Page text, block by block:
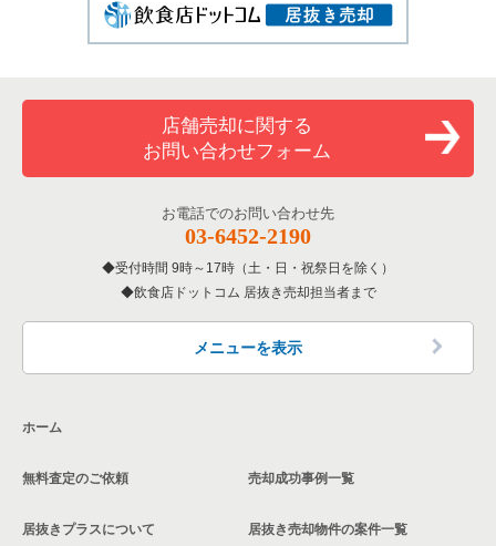
店舗売却に関する
お問い合わせフォーム
お電話でのお問い合わせ先
03-6452-2190
受付時間 9時～17時（土・日・祝祭日を除く）
飲食店ドットコム 居抜き売却担当者まで
メニューを表示
ホーム
無料査定のご依頼
居抜きプラスについて
売却成功事例一覧
居抜き売却物件の案件一覧